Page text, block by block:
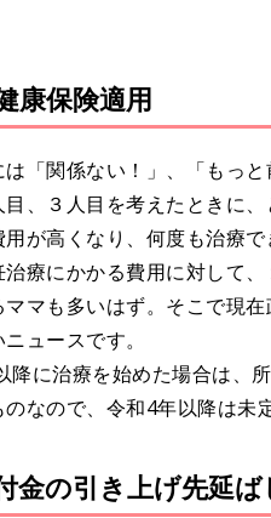
康保険適用
「関係ない！」、「もっ
目、３人目を考えたときに
が高くなり、何度も治療
療にかかる費用に対して
ママも多いはず。そこで現
ュースです。
降に治療を始めた場合は、
なので、令和4年以降は未定
金の引き上げ先延ば